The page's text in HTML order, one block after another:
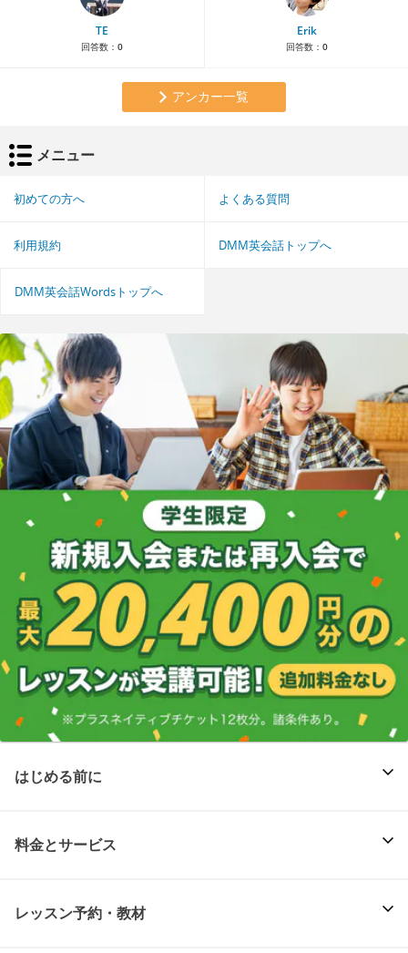
TE
回答数： 0
Erik
回答数： 0
アンカー一覧
メニュー
初めての方へ よくある質問
利用規約 DMM英会話トップへ
DMM英会話Wordsトップへ
はじめる前に
料金とサービス
レッスン予約・教材